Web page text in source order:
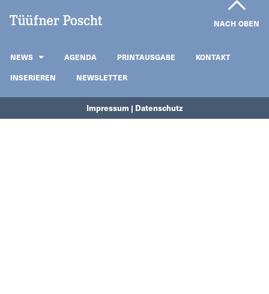
NACH OBEN
NEWS AGENDA PRINTAUSGABE
KONTAKT
INSERIEREN
NEWSLETTER
Impressum | Datenschutz